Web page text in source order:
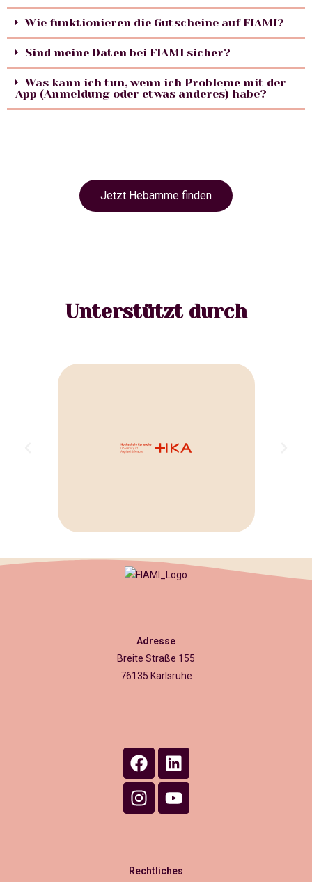
Wie funktionieren die Gutscheine auf FIAMI?
Sind meine Daten bei FIAMI sicher?
Was kann ich tun, wenn ich Probleme mit der
App (Anmeldung oder etwas anderes) habe?
Jetzt Hebamme finden
Unterstützt durch
Adresse
Breite Straße 155
76135 Karlsruhe
Rechtliches